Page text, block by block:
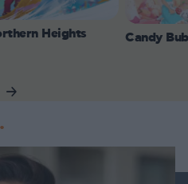
Heights Candy